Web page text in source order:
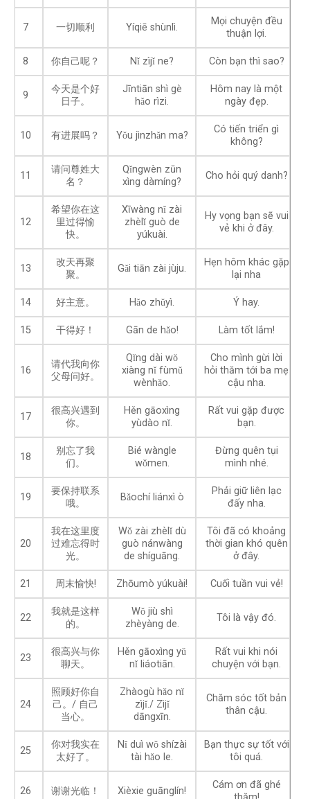
7 一切顺利 Yíqiē shùnlì.
Mọi chuyện đều
thuận lợi.
8 你自己呢？ Nǐ zìjǐ ne? Còn bạn thì sao?
9
今天是个好
日子。
Jīntiān shì gè
hǎo rìzi.
Hôm nay là một
ngày đẹp.
10 有进展吗？ Yǒu jìnzhǎn ma?
Có tiến triển gì
không?
11
请问尊姓大
名？
Qǐngwèn zūn
xìng dàmíng?
Cho hỏi quý danh?
12
希望你在这
里过得愉
快。
Xīwàng nǐ zài
zhèlǐ guò de
yúkuài.
Hy vọng bạn sẽ vui
vẻ khi ở đây.
13
改天再聚
聚。
Gǎi tiān zài jùju.
Hẹn hôm khác gặp
lại nha
14 好主意。 Hǎo zhǔyì. Ý hay.
15 干得好！ Gān de hǎo! Làm tốt lắm!
16
请代我向你
父母问好。
Qǐng dài wǒ
xiàng nǐ fùmǔ
wènhǎo.
Cho mình gừi lời
hỏi thăm tới ba mẹ
cậu nha.
17
很高兴遇到
你。
Hěn gāoxìng
yùdào nǐ.
Rất vui gặp được
bạn.
18
别忘了我
们。
Bié wàngle
wǒmen.
Đừng quên tụi
mình nhé.
19
要保持联系
哦。
Bǎochí liánxì ò
Phải giữ liên lạc
đấy nha.
20
我在这里度
过难忘得时
光。
Wǒ zài zhèlǐ dù
guò nánwàng
de shíguāng.
Tôi đã có khoảng
thời gian khó quên
ở đây.
21 周末愉快! Zhōumò yúkuài! Cuối tuần vui vẻ!
22
我就是这样
的。
Wǒ jiù shì
zhèyàng de.
Tôi là vậy đó.
23
很高兴与你
聊天。
Hěn gāoxìng yǔ
nǐ liáotiān.
Rất vui khi nói
chuyện với bạn.
24
照顾好你自
己。/ 自己
当心。
Zhàogù hǎo nǐ
zìjǐ./ Zìjǐ
dāngxīn.
Chăm sóc tốt bản
thân cậu.
25
你对我实在
太好了。
Nǐ duì wǒ shízài
tài hǎo le.
Bạn thực sự tốt với
tôi quá.
26 谢谢光临！ Xièxie guānglín!
Cám ơn đã ghé